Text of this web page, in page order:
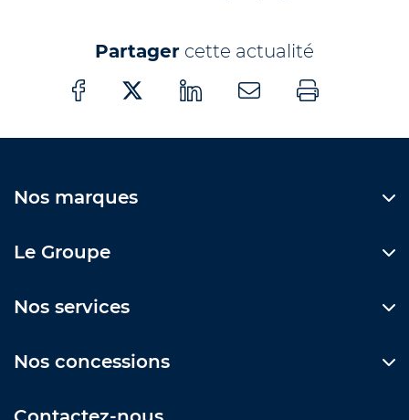
Partager cette actualité
Nos marques
Le Groupe
Nos services
Nos concessions